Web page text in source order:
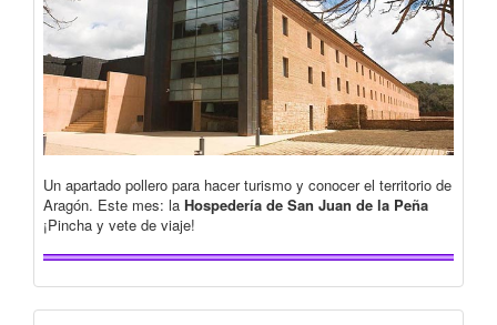
Un apartado pollero para hacer turismo y conocer el territorio de
Aragón. Este mes: la Hospedería de San Juan de la Peña
¡Pincha y vete de viaje!